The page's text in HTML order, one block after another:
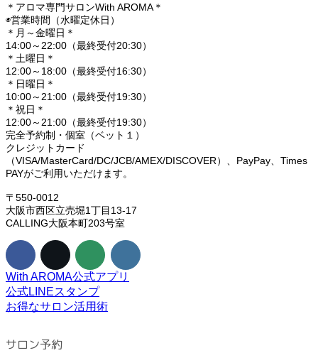
＊アロマ専門サロンWith AROMA＊
◉営業時間（水曜定休日）
＊月～金曜日＊
14:00～22:00（最終受付20:30）
＊土曜日＊
12:00～18:00（最終受付16:30）
＊日曜日＊
10:00～21:00（最終受付19:30）
＊祝日＊
12:00～21:00（最終受付19:30）
完全予約制・個室（ベット１）
クレジットカード
（VISA/MasterCard/DC/JCB/AMEX/DISCOVER）、PayPay、Times
PAYがご利用いただけます。
〒550-0012
大阪市西区立売堀1丁目13-17
CALLING大阪本町203号室
With AROMA公式アプリ
公式LINEスタンプ
お得なサロン活用術
サロン予約